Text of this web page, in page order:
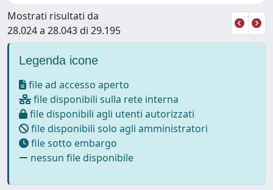
Mostrati risultati da
28.024 a 28.043 di 29.195
Legenda icone
file ad accesso aperto
file disponibili sulla rete interna
file disponibili agli utenti autorizzati
file disponibili solo agli amministratori
file sotto embargo
nessun file disponibile